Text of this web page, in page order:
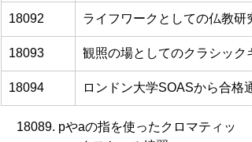
18092 ライフワークとしての仏教研究
18093 観照の場としてのクラシック
18094 ロンドン大学SOASから合格
18089. pやaの指を使ったクロマティッ